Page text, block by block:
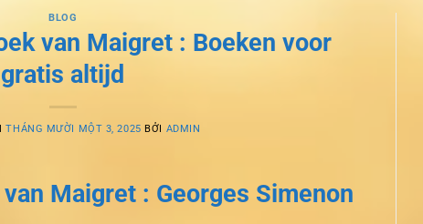
BLOG
van Maigret : Boeken voor
gratis altijd
THÁNG MƯỜI MỘT 3, 2025 BỞI ADMIN
Maigret : Georges Simenon